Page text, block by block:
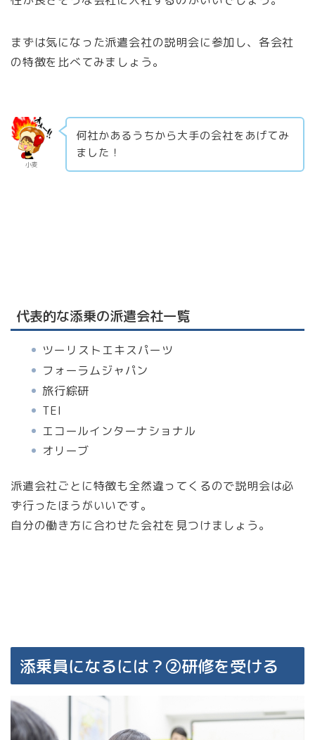
まずは気になった派遣会社の説明会に参加し、各会社
の特徴を比べてみましょう。
小麦
何社かあるうちから大手の会社をあげてみ
ました！
代表的な添乗の派遣会社一覧
ツーリストエキスパーツ
フォーラムジャパン
旅行綜研
TEI
エコールインターナショナル
オリーブ
派遣会社ごとに特徴も全然違ってくるので説明会は必
ず行ったほうがいいです。
自分の働き方に合わせた会社を見つけましょう。
添乗員になるには？②研修を受ける